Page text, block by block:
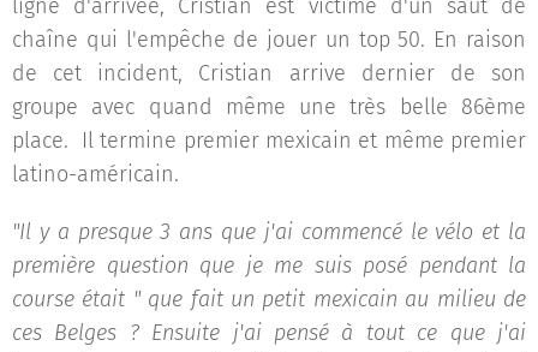
ligne d'arrivée, Cristian est victime d'un saut de
chaîne qui l'empêche de jouer un top 50. En raison
de cet incident, Cristian arrive dernier de son
groupe avec quand même une très belle 86ème
place. Il termine premier mexicain et même premier
latino-américain.
"Il y a presque 3 ans que j'ai commencé le vélo et la
première question que je me suis posé pendant la
course était " que fait un petit mexicain au milieu de
ces Belges ? Ensuite j'ai pensé à tout ce que j'ai